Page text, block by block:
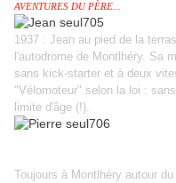
AVENTURES DU PÈRE...
1937 : Jean au pied de la
l'autodrome de Montlhéry. Sa
sans kick-starter et à deux
"Vélomoteur" selon la loi :
limite d'âge (!).
Toujours à Montlhéry autour